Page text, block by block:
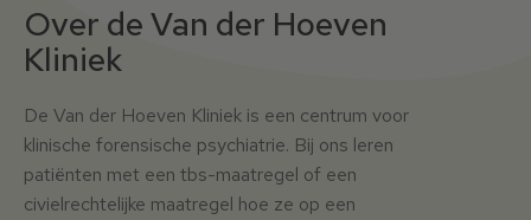
Over de Van der Hoeven
Kliniek
De Van der Hoeven Kliniek is een centrum voor
klinische forensische psychiatrie. Bij ons leren
patiënten met een tbs-maatregel of een
civielrechtelijke maatregel hoe ze op een